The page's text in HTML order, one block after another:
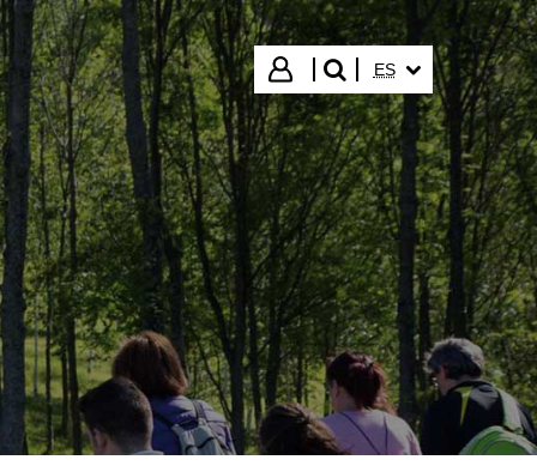
Iniciar sesión
buscar"
IDIOMA
ES